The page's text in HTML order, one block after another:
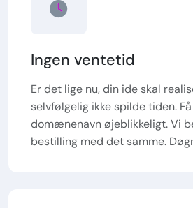
Ingen ventetid
Er det lige nu, din ide skal
selvfølgelig ikke spilde tiden.
domænenavn øjeblikkeligt. Vi
bestilling med det samme.